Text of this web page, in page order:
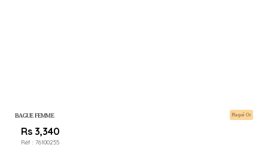
Plaqué Or
BAGUE FEMME
Rs 3,340
Réf : 76100255